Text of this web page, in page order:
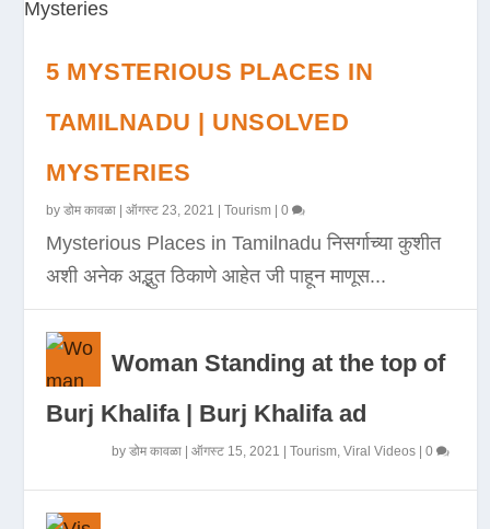
5 MYSTERIOUS PLACES IN
TAMILNADU | UNSOLVED
MYSTERIES
byडोम कावळा |ऑगस्ट 23, 2021 |Tourism |0
Mysterious Places in Tamilnadu निसर्गाच्या कुशीत
अशी अनेक अद्भुत ठिकाणे आहेत जी पाहून माणूस...
Woman Standing at the top of
Burj Khalifa | Burj Khalifa ad
byडोम कावळा |ऑगस्ट 15, 2021 |Tourism,Viral Videos |0